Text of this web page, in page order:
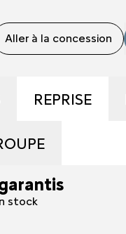
Aller à la concession
GAMME
REPRISE
NOUS ?
stock